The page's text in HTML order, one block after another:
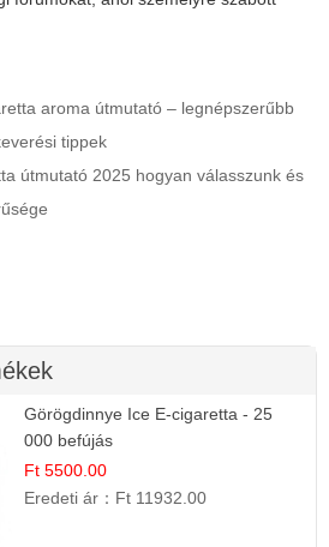
aroma útmutató – legnépszerűbb
tippek
útmutató 2025 hogyan válasszunk és
Görögdinnye Ice E-cigaretta - 25
000 befújás
Ft 5500.00
Eredeti ár： Ft 11932.00